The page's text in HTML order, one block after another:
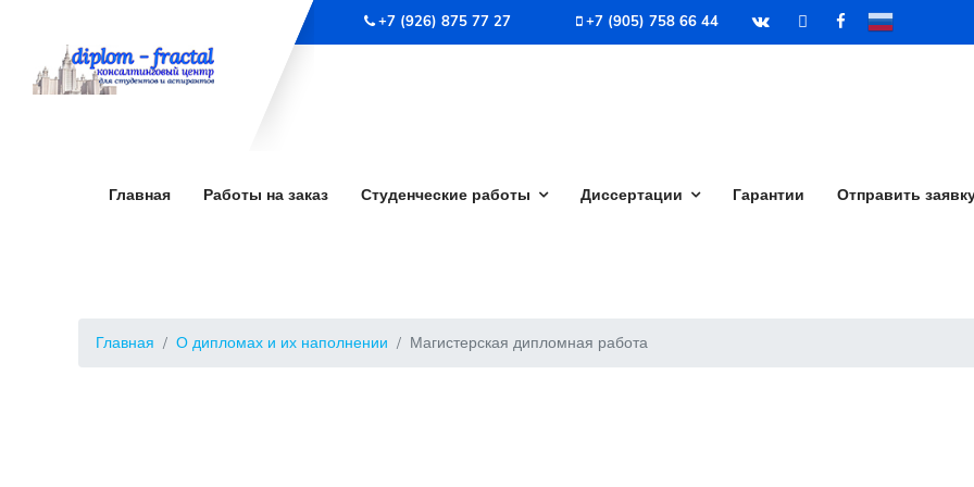
+7 (926) 875 77 27 +7 (905) 758 66 44
Главная Работы на заказ Студенческие работы Диссертации Гарантии Отправить
Главная О дипломах и их наполнении Магистерская дипломная работа